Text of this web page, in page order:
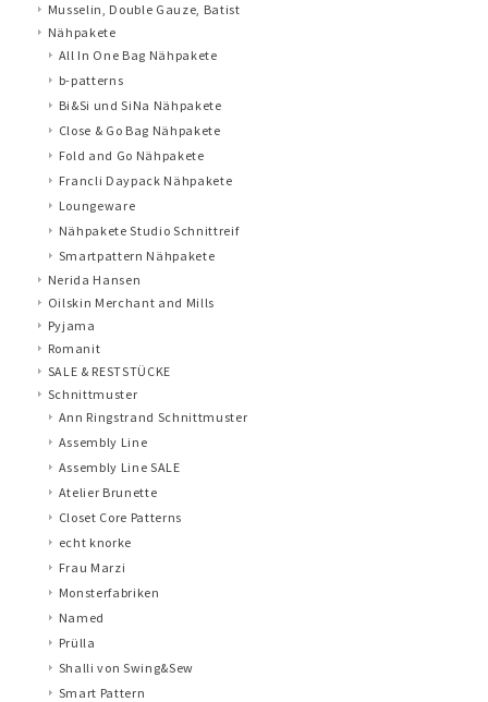
Musselin, Double Gauze, Batist
Nähpakete
All In One Bag Nähpakete
b-patterns
Bi&Si und SiNa Nähpakete
Close & Go Bag Nähpakete
Fold and Go Nähpakete
Francli Daypack Nähpakete
Loungeware
Nähpakete Studio Schnittreif
Smartpattern Nähpakete
Nerida Hansen
Oilskin Merchant and Mills
Pyjama
Romanit
SALE & RESTSTÜCKE
Schnittmuster
Ann Ringstrand Schnittmuster
Assembly Line
Assembly Line SALE
Atelier Brunette
Closet Core Patterns
echt knorke
Frau Marzi
Monsterfabriken
Named
Prülla
Shalli von Swing&Sew
Smart Pattern